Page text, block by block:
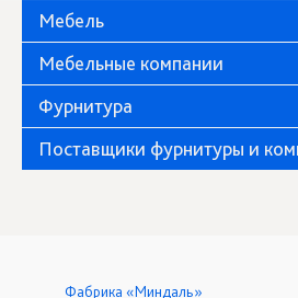
Мебель
Мебельные компании
Фурнитура
Поставщики фурнитуры и
Фабрика «Миндаль»